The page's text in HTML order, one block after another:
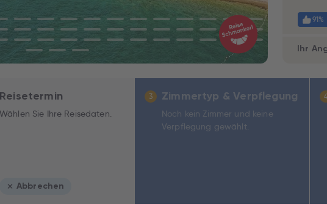
91%
Ihr
Reisetermin
Wählen Sie Ihre Reisedaten.
Abbrechen
3 Zimmertyp & Verpflegung
Noch kein Zimmer und keine
Verpflegung gewählt.